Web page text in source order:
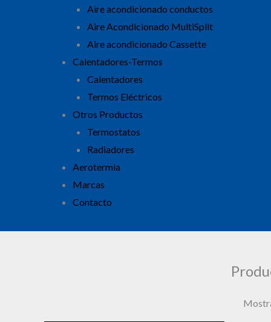
Aire acondicionado conductos
Aire Acondicionado MultiSplit
Aire acondicionado Cassette
Calentadores-Termos
Calentadores
Termos Eléctricos
Otros Productos
Termostatos
Radiadores
Aerotermia
Marcas
Contacto